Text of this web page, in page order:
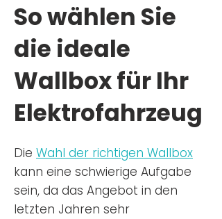
So wählen Sie
die ideale
Wallbox für Ihr
Elektrofahrzeug
Die Wahl der richtigen Wallbox
kann eine schwierige Aufgabe
sein, da das Angebot in den
letzten Jahren sehr